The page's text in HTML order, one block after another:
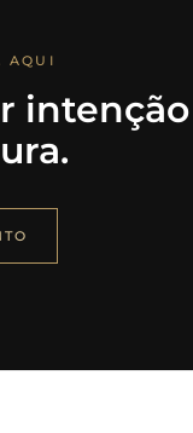
AQUI
intenção